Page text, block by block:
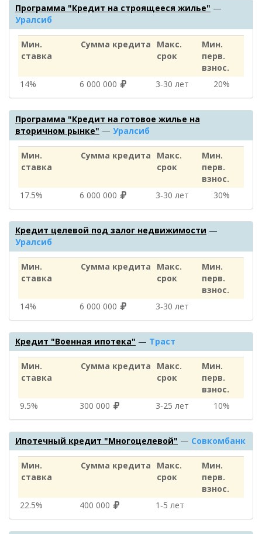
Программа "Кредит на строящееся жилье" —
Уралсиб
Мин.
ставка
Сумма кредита
Макс.
срок
Мин.
перв.
взнос.
14%
6 000 000 3‑30 лет 20%
Программа "Кредит на готовое жилье на
вторичном рынке" — Уралсиб
Мин.
ставка
Сумма кредита
Макс.
срок
Мин.
перв.
взнос.
17.5%
6 000 000 3‑30 лет 30%
Кредит целевой под залог недвижимости —
Уралсиб
Мин.
ставка
Сумма кредита
Макс.
срок
Мин.
перв.
взнос.
14%
6 000 000 3‑30 лет
Кредит "Военная ипотека" — Траст
Мин.
ставка
Сумма кредита
Макс.
срок
Мин.
перв.
взнос.
9.5%
300 000 3‑25 лет 10%
Ипотечный кредит "Многоцелевой" — Совкомбанк
Мин.
ставка
Сумма кредита
Макс.
срок
Мин.
перв.
взнос.
22.5%
400 000 1‑5 лет